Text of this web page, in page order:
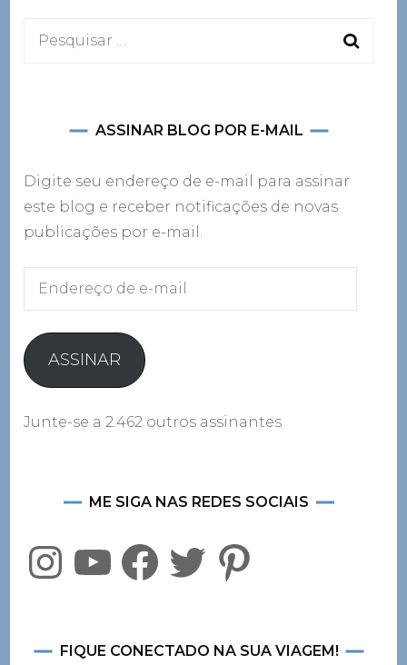
Pesquisar
ASSINAR BLOG POR E-MAIL
Digite seu endereço de e-mail para assinar
este blog e receber notificações de novas
publicações por e-mail.
Endereço
mailASSINAR
Junte-se a 2.462 outros assinantes
ME SIGA NAS REDES SOCIAIS
InstagramYouTubeFacebookTwitter Pinterest
FIQUE CONECTADO NA SUA VIAGEM!